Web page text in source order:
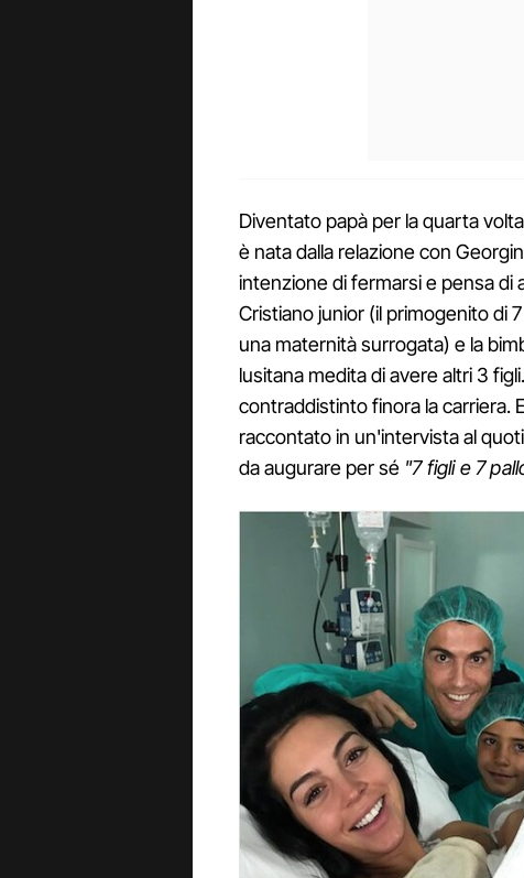
Diventato papà per la quarta
è nata dalla relazione con
intenzione di fermarsi e pensa di
Cristiano junior (il primogenito di
una maternità surrogata) e la
lusitana medita di avere altri 3
contraddistinto finora la carriera.
raccontato in un'intervista al
da augurare per sé "7 figli e 7